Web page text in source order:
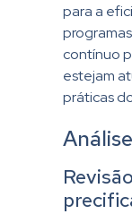
para a
contínuo
estejam
práticas